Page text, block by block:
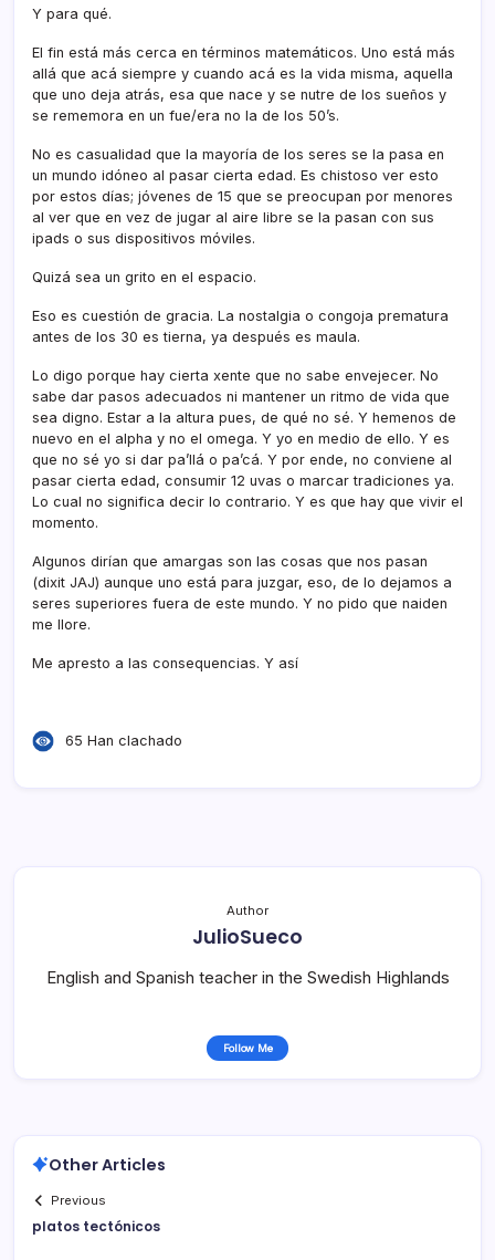
Y para qué.
El fin está más cerca en términos matemáticos. Uno está más
allá que acá siempre y cuando acá es la vida misma, aquella
que uno deja atrás, esa que nace y se nutre de los sueños y
se rememora en un fue/era no la de los 50’s.
No es casualidad que la mayorí­a de los seres se la pasa en
un mundo idóneo al pasar cierta edad. Es chistoso ver esto
por estos dí­as; jóvenes de 15 que se preocupan por menores
al ver que en vez de jugar al aire libre se la pasan con sus
ipads o sus dispositivos móviles.
Quizá sea un grito en el espacio.
Eso es cuestión de gracia. La nostalgia o congoja prematura
antes de los 30 es tierna, ya después es maula.
Lo digo porque hay cierta xente que no sabe envejecer. No
sabe dar pasos adecuados ni mantener un ritmo de vida que
sea digno. Estar a la altura pues, de qué no sé. Y hemenos de
nuevo en el alpha y no el omega. Y yo en medio de ello. Y es
que no sé yo si dar pa’llá o pa’cá. Y por ende, no conviene al
pasar cierta edad, consumir 12 uvas o marcar tradiciones ya.
Lo cual no significa decir lo contrario. Y es que hay que vivir el
momento.
Algunos dirí­an que amargas son las cosas que nos pasan
(dixit JAJ) aunque uno está para juzgar, eso, de lo dejamos a
seres superiores fuera de este mundo. Y no pido que naiden
me llore.
Me apresto a las consequencias. Y así­
65 Han clachado
Author
JulioSueco
English and Spanish teacher in the Swedish Highlands
Follow Me
Other Articles
Previous
platos tectónicos